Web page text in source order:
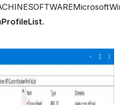
ProfileList.